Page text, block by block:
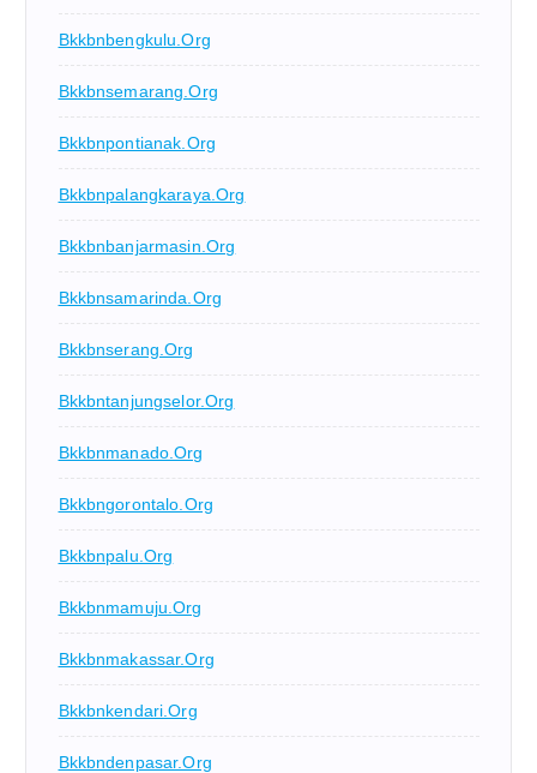
Bkkbnbengkulu.org
Bkkbnsemarang.org
Bkkbnpontianak.org
Bkkbnpalangkaraya.org
Bkkbnbanjarmasin.org
Bkkbnsamarinda.org
Bkkbnserang.org
Bkkbntanjungselor.org
Bkkbnmanado.org
Bkkbngorontalo.org
Bkkbnpalu.org
Bkkbnmamuju.org
Bkkbnmakassar.org
Bkkbnkendari.org
Bkkbndenpasar.org